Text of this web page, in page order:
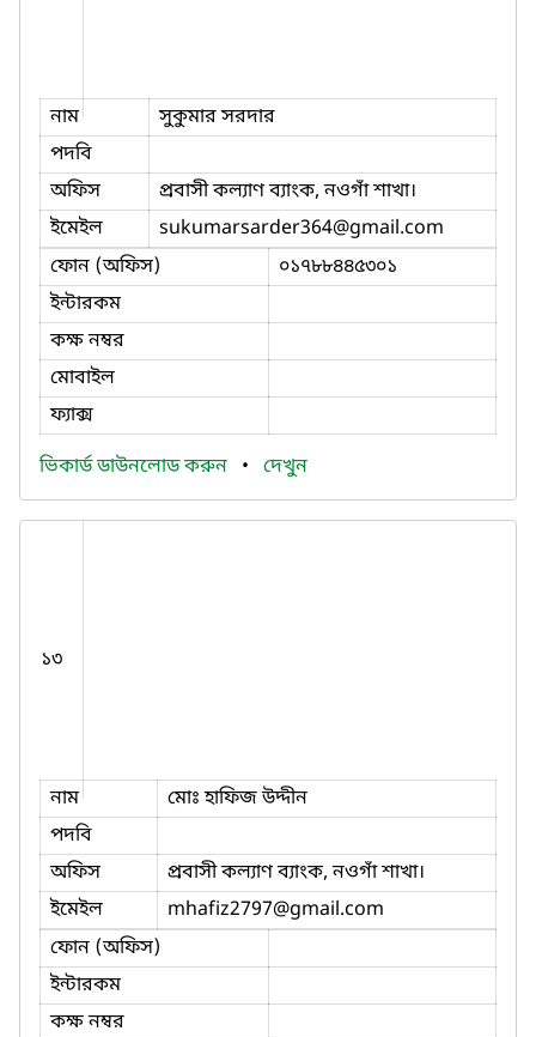
নাম
সুকুমার সরদার
পদবি
অফিস
প্রবাসী কল্যাণ ব্যাংক, নওগাঁ শাখা।
ইমেইল
sukumarsarder364@gmail.com
ফোন (অফিস)
০১৭৮৮৪৪৫৩০১
ইন্টারকম
কক্ষ নম্বর
মোবাইল
ফ্যাক্স
ভিকার্ড ডাউনলোড করুন • দেখুন
১৩
নাম
মোঃ হাফিজ উদ্দীন
পদবি
অফিস
প্রবাসী কল্যাণ ব্যাংক, নওগাঁ শাখা।
ইমেইল
mhafiz2797@gmail.com
ফোন (অফিস)
ইন্টারকম
কক্ষ নম্বর